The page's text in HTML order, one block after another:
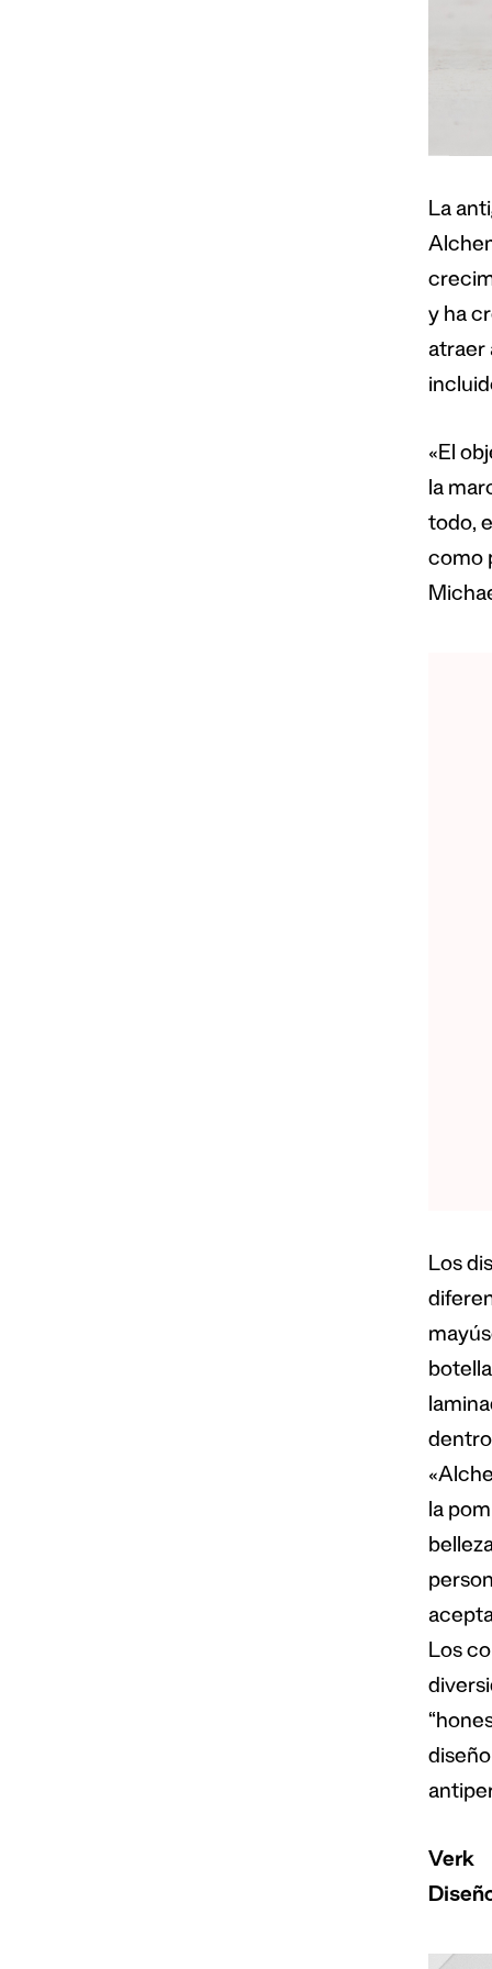
La
y ha
atraer
«El
la
todo,
como
Los
la
Los
Verk